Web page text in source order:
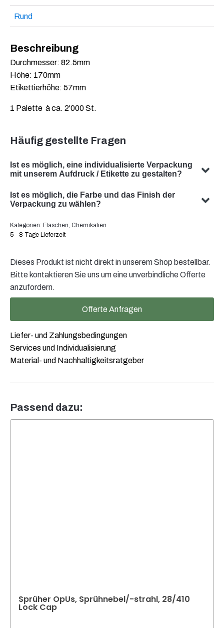
Rund
Beschreibung
Durchmesser: 82.5mm
Höhe: 170mm
Etikettierhöhe: 57mm
1 Palette à ca. 2'000 St.
Häufig gestellte Fragen
Ist es möglich, eine individualisierte Verpackung
mit unserem Aufdruck / Etikette zu gestalten?
Ihrem Sujet gestalten. Unser Team ist darauf
zu entwickeln, die Ihren spezifischen Anforderungen
entsprechen.
Ist es möglich, die Farbe und das Finish der
Verpackung zu wählen?
Verpackung ist in vielen Fällen möglich. Unser Team
Kategorien: Flaschen, Chemikalien
5 - 8 Tage Lieferzeit
Dieses Produkt ist nicht direkt in unserem Shop bestellbar.
Bitte kontaktieren Sie uns um eine unverbindliche Offerte
anzufordern.
Offerte Anfragen
Liefer- und Zahlungsbedingungen
Services und Individualisierung
Material- und Nachhaltigkeitsratgeber
Passend dazu:
Sprüher OpUs, Sprühnebel/-strahl, 28/410
Lock Cap